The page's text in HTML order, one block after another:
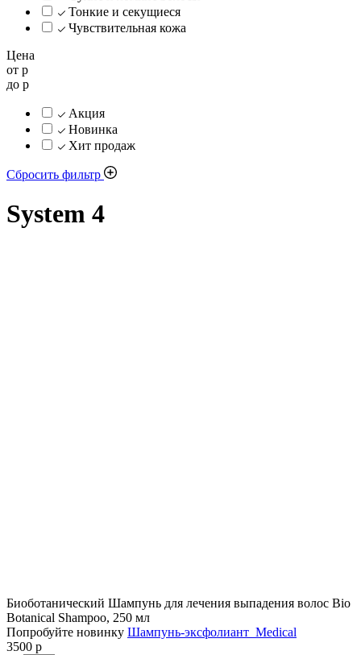
Тонкие и секущиеся
Чувствительная кожа
Цена
от р
до р
Акция
Новинка
Хит продаж
Сбросить фильтр
System 4
Биоботанический Шампунь для лечения выпадения волос Bio
Botanical Shampoo, 250 мл
Попробуйте новинку Шампунь-эксфолиант Medical
3500 р